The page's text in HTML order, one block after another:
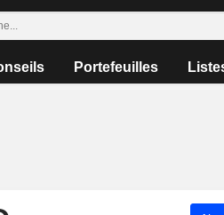
Portefeuilles